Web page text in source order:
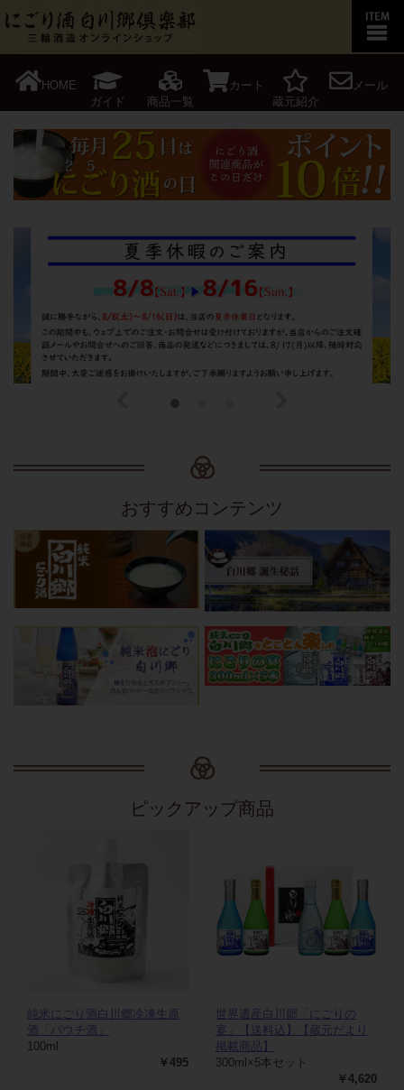
HOME
ガイド
商品一覧
カート
蔵元紹介
メール
おすすめコンテンツ
ピックアップ商品
純米にごり酒白川郷冷凍生原
酒「パウチ酒」
100ml
￥495
世界遺産白川郷「にごりの
宴」【送料込】【蔵元だより
掲載商品】
300ml×5本セット
￥4,620